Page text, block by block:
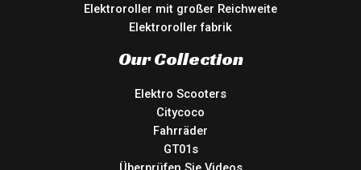
Elektroroller mit großer Reichweite
Elektroroller fabrik
Our Collection
Elektro Scooters
Citycoco
Fahrräder
GT01s